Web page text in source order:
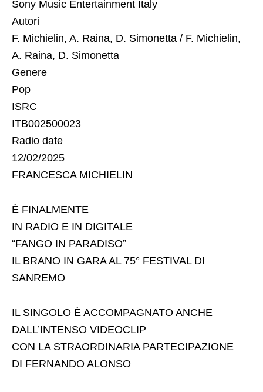
Sony Music Entertainment Italy
Autori
F. Michielin, A. Raina, D. Simonetta / F. Michielin,
A. Raina, D. Simonetta
Genere
Pop
ISRC
ITB002500023
Radio date
12/02/2025
FRANCESCA MICHIELIN
È FINALMENTE
IN RADIO E IN DIGITALE
“FANGO IN PARADISO”
IL BRANO IN GARA AL 75° FESTIVAL DI
SANREMO
IL SINGOLO È ACCOMPAGNATO ANCHE
DALL’INTENSO VIDEOCLIP
CON LA STRAORDINARIA PARTECIPAZIONE
DI FERNANDO ALONSO